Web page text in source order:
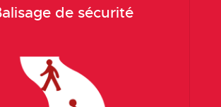
de sécurité